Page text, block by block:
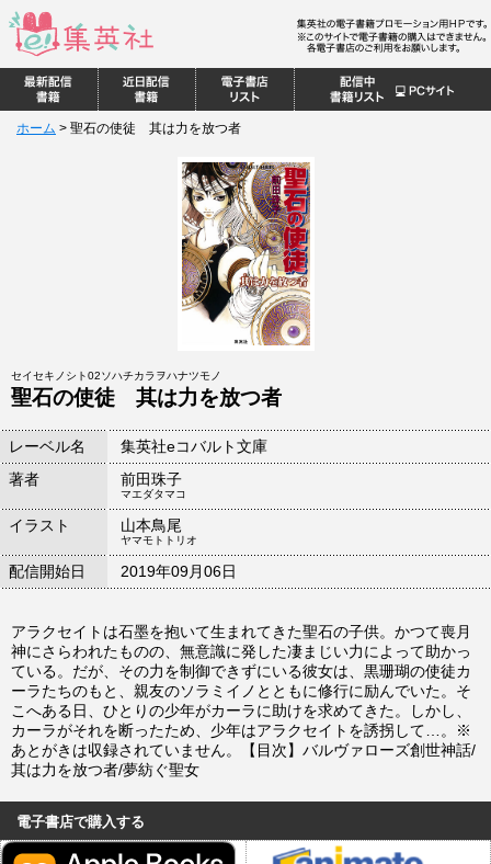
ホーム > 聖石の使徒 其は力を放つ者
セイセキノシト02ソハチカラヲハナツモノ
聖石の使徒 其は力を放つ者
レーベル名
集英社eコバルト文庫
著者
前田珠子
マエダタマコ
イラスト 山本鳥尾
ヤマモトトリオ
配信開始日 2019年09月06日
アラクセイトは石墨を抱いて生まれてきた聖石の子供。かつて喪月
神にさらわれたものの、無意識に発した凄まじい力によって助かっ
ている。だが、その力を制御できずにいる彼女は、黒珊瑚の使徒カ
ーラたちのもと、親友のソラミイノとともに修行に励んでいた。そ
こへある日、ひとりの少年がカーラに助けを求めてきた。しかし、
カーラがそれを断ったため、少年はアラクセイトを誘拐して…。※
あとがきは収録されていません。【目次】バルヴァローズ創世神話/
其は力を放つ者/夢紡ぐ聖女
電子書店で購入する